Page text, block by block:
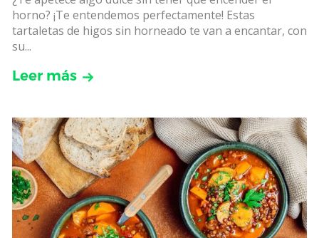
horno? ¡Te entendemos perfectamente! Estas
tartaletas de higos sin horneado te van a encantar, con
su...
Leer más